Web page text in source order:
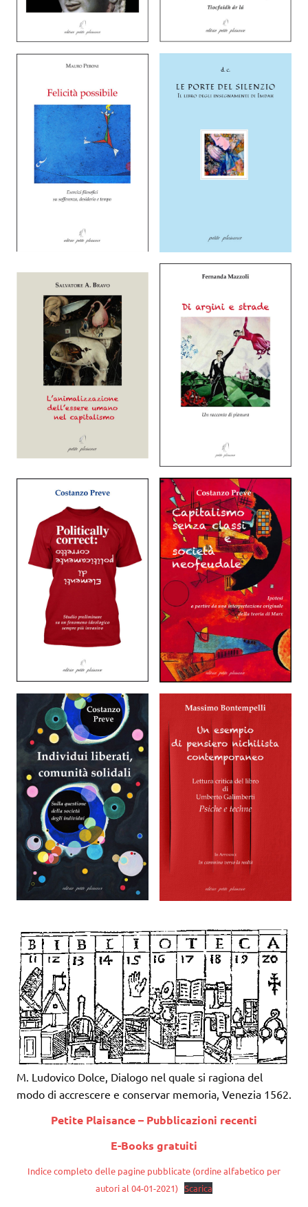
M. Ludovico Dolce, Dialogo nel quale si ragiona del
modo di accrescere e conservar memoria, Venezia 1562.
Petite Plaisance – Pubblicazioni recenti
E-Books gratuiti
Indice completo delle pagine pubblicate (ordine alfabetico per
autori al 04-01-2021) Scarica